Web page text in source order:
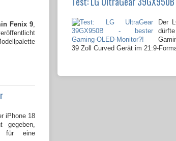
Fenix 9
iPhone 18
für eine
Der
39 Zoll Curved Gerät im 21:9-